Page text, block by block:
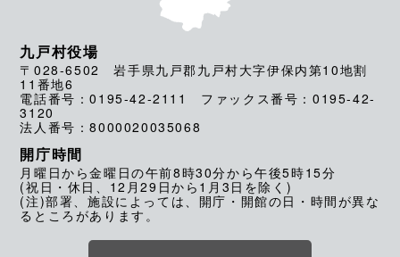
九戸村役場
〒028-6502 岩手県九戸郡九戸村大字伊保内第10地割
11番地6
電話番号：0195-42-2111 ファックス番号：0195-42-
3120
法人番号：8000020035068
開庁時間
月曜日から金曜日の午前8時30分から午後5時15分
(祝日・休日、12月29日から1月3日を除く)
(注)部署、施設によっては、開庁・開館の日・時間が異な
るところがあります。